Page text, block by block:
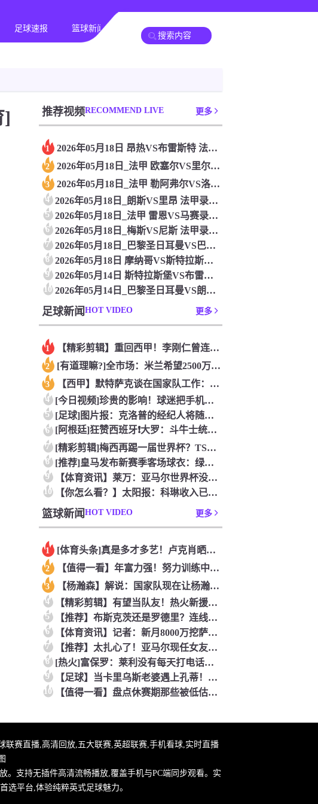
足球速报 篮球新闻 其他转播
] 推荐视频RECOMMEND LIVE 更多
1 2026年05月18日 昂热VS布雷斯特 法甲_全场录像【全
2 2026年05月18日_法甲 欧塞尔VS里尔录像_全场录像【
3 2026年05月18日_法甲 勒阿弗尔VS洛里昂录像_高清录
4 2026年05月18日_朗斯VS里昂 法甲录像_全场录像【全
5 2026年05月18日_法甲 雷恩VS马赛录像_全场录像【全
6 2026年05月18日_梅斯VS尼斯 法甲录像_全场录像【高
7 2026年05月18日_巴黎圣日耳曼VS巴黎FC 法甲录像_
8 2026年05月18日 摩纳哥VS斯特拉斯堡 法甲_全场录像
9 2026年05月14日 斯特拉斯堡VS布雷斯特 法甲_全场录
10 2026年05月14日_巴黎圣日耳曼VS朗斯 法甲录像_高清
足球新闻 HOT VIDEO 更多
1 【精彩剪辑】重回西甲！李刚仁曾连踢水爷4脚被罚下震惊足坛
2 [有道理嘛?]全市场：米兰希望2500万欧永久性出售S·希门
3 【西甲】默特萨克谈在国家队工作：德国足球塑造了我的人生，感谢
4 [今日视频]珍贵的影响！球迷把手机扔到了西班牙队的游行大巴上
5 [足球]图片报：克洛普的经纪人将随他一起进入德国队管理团队
6 [阿根廷]狂赞西班牙❗大罗：斗牛士统治力独一档，阿根廷有梅西
7 [精彩剪辑]梅西再踢一届世界杯？TSN足球分析师：存在可能性
8 [推荐]皇马发布新赛季客场球衣：绿色主色调，白色细节+经典肩
9 【体育资讯】莱万：亚马尔世界杯没踢出最佳水平 效力过巴萨后就
10 【你怎么看？】太阳报：科琳收入已超丈夫鲁尼 自己设计服装8岁
篮球新闻 HOT VIDEO 更多
1 [体育头条]真是多才多艺！卢克肖晒姆伯莫弹钢琴视频！
2 【值得一看】年富力强！努力训练中的约克雷斯！
3 【杨瀚森】解说：国家队现在让杨瀚森高位做轴已来不及了 多打打
4 【精彩剪辑】有望当队友！热火新援波蒂斯：詹姆斯是GOAT！我
5 【推荐】布斯克茨还是罗德里？连线博斯克：大师的选择会是谁？
6 【体育资讯】记者：新月8000万挖萨默维尔，米兰7400万买
7 【推荐】太扎心了！亚马尔现任女友昔日采访：毫无疑问更喜欢贝林
8 [热火]富保罗：莱利没有每天打电话问我老詹情况 我也告知其他
9 【足球】当卡里乌斯老婆遇上孔蒂！这解说阵容亮相，排场直接拉满
10 【值得一看】盘点休赛期那些被低估却值得关注的操作：尚帕尼低价
联赛直播,高清回放,五大联赛,英超联赛,手机看球,实时直播
支持无插件高清流畅播放,覆盖手机与PC端同步观看。实
选平台,体验纯粹英式足球魅力。